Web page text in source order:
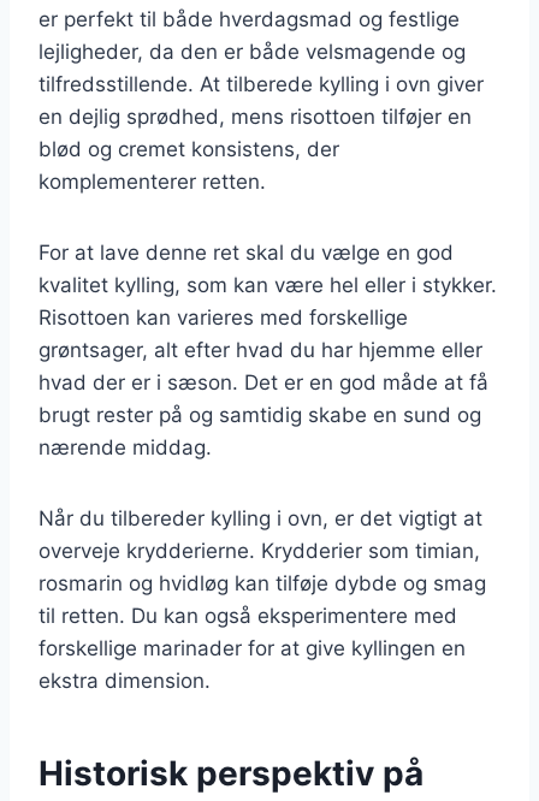
er perfekt til både hverdagsmad og festlige
lejligheder, da den er både velsmagende og
tilfredsstillende. At tilberede kylling i ovn giver
en dejlig sprødhed, mens risottoen tilføjer en
blød og cremet konsistens, der
komplementerer retten.
For at lave denne ret skal du vælge en god
kvalitet kylling, som kan være hel eller i stykker.
Risottoen kan varieres med forskellige
grøntsager, alt efter hvad du har hjemme eller
hvad der er i sæson. Det er en god måde at få
brugt rester på og samtidig skabe en sund og
nærende middag.
Når du tilbereder kylling i ovn, er det vigtigt at
overveje krydderierne. Krydderier som timian,
rosmarin og hvidløg kan tilføje dybde og smag
til retten. Du kan også eksperimentere med
forskellige marinader for at give kyllingen en
ekstra dimension.
Historisk perspektiv på